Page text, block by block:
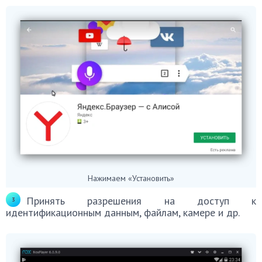
Нажимаем «Установить»
Принять разрешения на доступ к
идентификационным данным, файлам, камере и др.